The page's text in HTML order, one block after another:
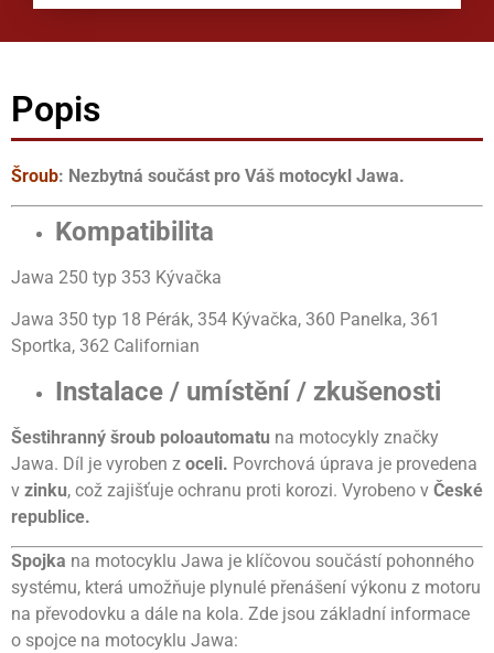
Popis
Šroub: Nezbytná součást pro Váš motocykl Jawa.
Kompatibilita
Jawa 250 typ 353 Kývačka
Jawa 350 typ 18 Pérák, 354 Kývačka, 360 Panelka, 361
Sportka, 362 Californian
Instalace / umístění / zkušenosti
Šestihranný šroub poloautomatu na motocykly značky
Jawa. Díl je vyroben z oceli. Povrchová úprava je provedena
v zinku, což zajišťuje ochranu proti korozi. Vyrobeno v České
republice.
Spojka na motocyklu Jawa je klíčovou součástí pohonného
systému, která umožňuje plynulé přenášení výkonu z motoru
na převodovku a dále na kola. Zde jsou základní informace
o spojce na motocyklu Jawa: